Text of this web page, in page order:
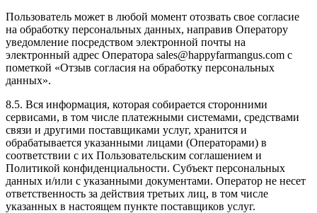
Пользователь может в любой момент отозвать свое согласие
на обработку персональных данных, направив Оператору
уведомление посредством электронной почты на
электронный адрес Оператора sales@happyfarmangus.com с
пометкой «Отзыв согласия на обработку персональных
данных».
8.5. Вся информация, которая собирается сторонними
сервисами, в том числе платежными системами, средствами
связи и другими поставщиками услуг, хранится и
обрабатывается указанными лицами (Операторами) в
соответствии с их Пользовательским соглашением и
Политикой конфиденциальности. Субъект персональных
данных и/или с указанными документами. Оператор не несет
ответственность за действия третьих лиц, в том числе
указанных в настоящем пункте поставщиков услуг.